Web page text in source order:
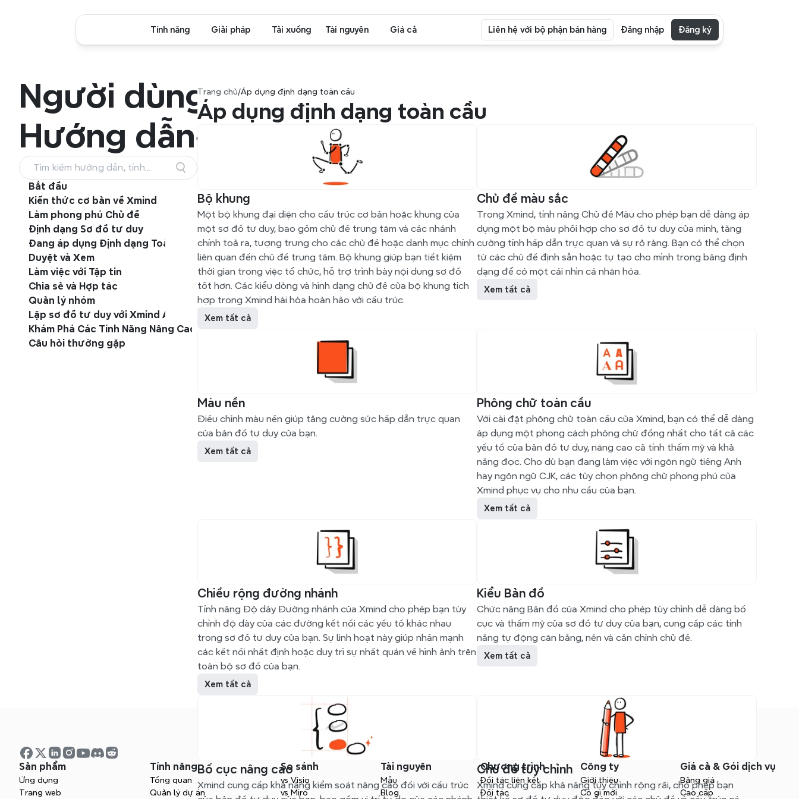
Người dùng
Hướng dẫn
Tìm kiếm hướng dẫn, tính
năng và quy trình làm việc
Bắt đầu
Kiến thức cơ bản về Xmind
Làm phong phú Chủ đề
Định dạng Sơ đồ tư duy
Đang áp dụng Định dạng Toàn cầu
Duyệt và Xem
Làm việc với Tập tin
Chia sẻ và Hợp tác
Quản lý nhóm
Lập sơ đồ tư duy với Xmind AI
Khám Phá Các Tính Năng Nâng Cao
Câu hỏi thường gặp
Trang chủ/Áp dụng định dạng toàn cầu
Áp dụng định dạng toàn cầu
Bộ khung
Một bộ khung đại diện cho cấu trúc cơ bản hoặc khung của
một sơ đồ tư duy, bao gồm chủ đề trung tâm và các nhánh
chính toả ra, tượng trưng cho các chủ đề hoặc danh mục chính
liên quan đến chủ đề trung tâm. Bộ khung giúp bạn tiết kiệm
thời gian trong việc tổ chức, hỗ trợ trình bày nội dung sơ đồ
tốt hơn. Các kiểu dòng và hình dạng chủ đề của bộ khung tích
hợp trong Xmind hài hòa hoàn hảo với cấu trúc.
Xem tất cả
Chủ đề màu sắc
Trong Xmind, tính năng Chủ đề Màu cho phép bạn dễ dàng áp
dụng một bộ màu phối hợp cho sơ đồ tư duy của mình, tăng
cường tính hấp dẫn trực quan và sự rõ ràng. Bạn có thể chọn
từ các chủ đề định sẵn hoặc tự tạo cho mình trong bảng định
dạng để có một cái nhìn cá nhân hóa.
Xem tất cả
Màu nền
Điều chỉnh màu nền giúp tăng cường sức hấp dẫn trực quan
của bản đồ tư duy của bạn.
Xem tất cả
Phông chữ toàn cầu
Với cài đặt phông chữ toàn cầu của Xmind, bạn có thể dễ dàng
áp dụng một phong cách phông chữ đồng nhất cho tất cả các
yếu tố của bản đồ tư duy, nâng cao cả tính thẩm mỹ và khả
năng đọc. Cho dù bạn đang làm việc với ngôn ngữ tiếng Anh
hay ngôn ngữ CJK, các tùy chọn phông chữ phong phú của
Xmind phục vụ cho nhu cầu của bạn.
Xem tất cả
Chiều rộng đường nhánh
Tính năng Độ dày Đường nhánh của Xmind cho phép bạn tùy
chỉnh độ dày của các đường kết nối các yếu tố khác nhau
trong sơ đồ tư duy của bạn. Sự linh hoạt này giúp nhấn mạnh
các kết nối nhất định hoặc duy trì sự nhất quán về hình ảnh trên
toàn bộ sơ đồ của bạn.
Xem tất cả
Kiểu Bản đồ
Chức năng Bản đồ của Xmind cho phép tùy chỉnh dễ dàng bố
cục và thẩm mỹ của sơ đồ tư duy của bạn, cung cấp các tính
năng tự động cân bằng, nén và căn chỉnh chủ đề.
Xem tất cả
Bố cục nâng cao
Xmind cung cấp khả năng kiểm soát nâng cao đối với cấu trúc
Chủ đề tùy chỉnh
Xmind cung cấp khả năng tùy chỉnh rộng rãi, cho phép bạn
Sản phẩm
Ứng dụng
Trang web
Tính năng
Tổng quan
Quản lý dự án
So sánh
vs Visio
vs Miro
Tài nguyên
Mẫu
Blog
Chương trình
Đối tác liên kết
Đối tác
Công ty
Giới thiệu
Có gì mới
Giá cả & Gói dịch vụ
Bảng giá
Cao cấp
Tính năng Giải pháp Tải xuống Tài nguyên Giá cả Liên hệ với bộ phận bán hàng Đăng nhập Đăng ký